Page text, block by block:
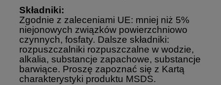
Składniki:
Zgodnie z zaleceniami UE: mniej niż 5%
niejonowych związków powierzchniowo
czynnych, fosfaty. Dalsze składniki:
rozpuszczalniki rozpuszczalne w wodzie,
alkalia, substancje zapachowe, substancje
barwiące. Proszę zapoznać się z Kartą
charakterystyki produktu MSDS.